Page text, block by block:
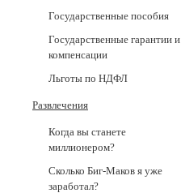
Государственные пособия
Государственные гарантии и
компенсации
Льготы по НДФЛ
Развлечения
Когда вы станете
миллионером?
Сколько Биг-Маков я уже
заработал?